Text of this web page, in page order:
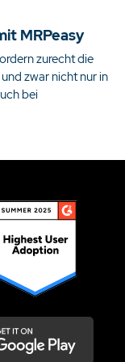
MRPeasy
zurecht die
zwar nicht nur in
bei